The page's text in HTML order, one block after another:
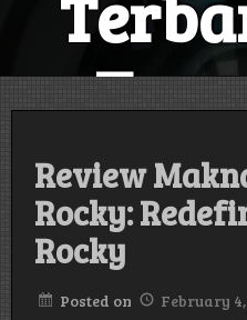
Review
Rocky:
Rocky
Posted on February